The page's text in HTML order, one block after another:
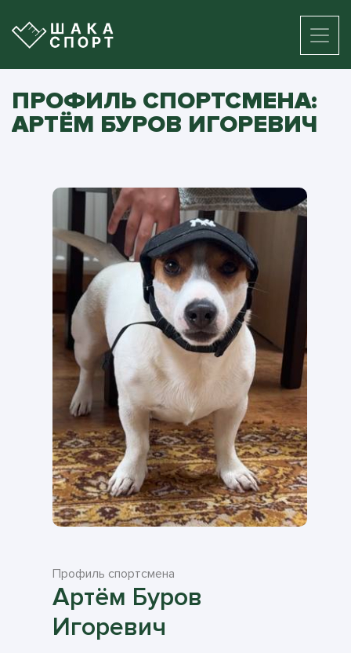
ПРОФИЛЬ СПОРТСМЕНА:
АРТЁМ БУРОВ ИГОРЕВИЧ
Профиль спортсмена
Артём Буров
Игоревич